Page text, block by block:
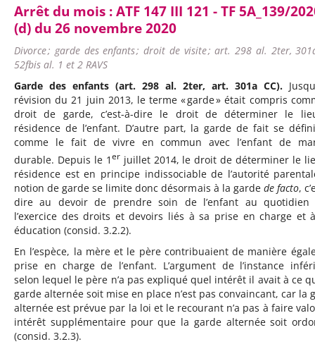
Arrêt du mois :ATF 147 III 121 - TF 5A_139/
(d) du 26 novembre 2020
Divorce ; garde des enfants ; droit de visite ; art. 298 al. 2ter,
52fbis al. 1 et 2 RAVS
Garde des enfants (art. 298 al. 2ter, art. 301a CC).
révision du 21 juin 2013, le terme « garde » était compris
droit de garde, c’est-à-dire le droit de déterminer le
résidence de l’enfant. D’autre part, la garde de fait se
comme le fait de vivre en commun avec l’enfant de
durable. Depuis le 1 erjuillet 2014, le droit de déterminer le
résidence est en principe indissociable de l’autorité
notion de garde se limite donc désormais à la garde de facto,
dire au devoir de prendre soin de l’enfant au
l’exercice des droits et devoirs liés à sa prise en charge et
éducation (consid. 3.2.2).
En l’espèce, la mère et le père contribuaient de manière
prise en charge de l’enfant. L’argument de l’instance
selon lequel le père n’a pas expliqué quel intérêt il avait à ce
garde alternée soit mise en place n’est pas convaincant, car la
alternée est prévue par la loi et le recourant n’a pas à faire
intérêt supplémentaire pour que la garde alternée soit
(consid. 3.2.3).